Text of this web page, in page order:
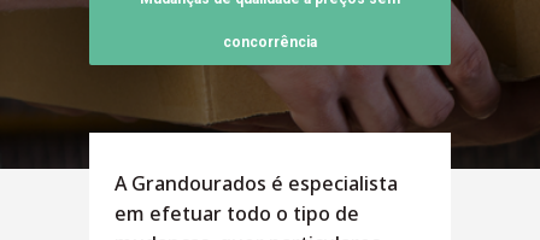
concorrência
A Grandourados é especialista
em efetuar todo o tipo de